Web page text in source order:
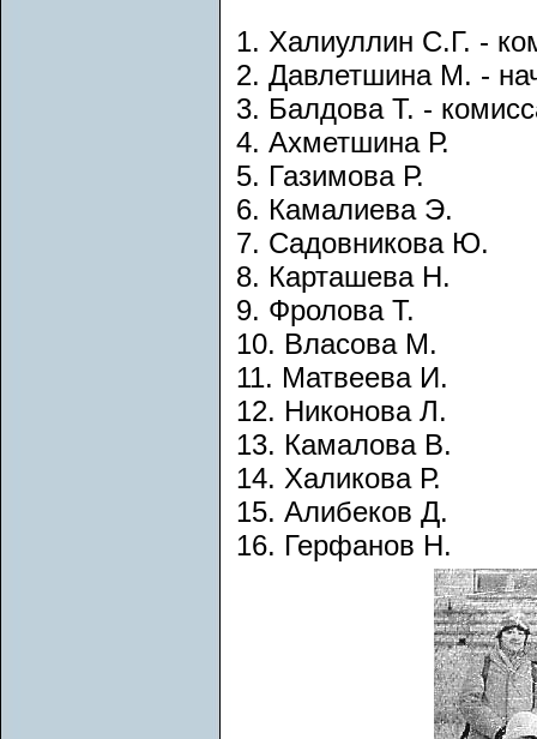
1. Халиуллин С.Г. -
2. Давлетшина М. -
3. Балдова Т. -
4. Ахметшина Р.
5. Газимова Р.
6. Камалиева Э.
7. Садовникова Ю.
8. Карташева Н.
9. Фролова Т.
10. Власова М.
11. Матвеева И.
12. Никонова Л.
13. Камалова В.
14. Халикова Р.
15. Алибеков Д.
16. Герфанов Н.